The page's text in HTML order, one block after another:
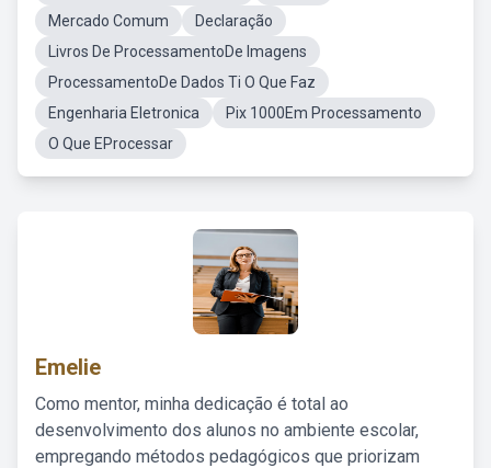
Mercado Comum
Declaração
Livros De ProcessamentoDe Imagens
ProcessamentoDe Dados Ti O Que Faz
Engenharia Eletronica
Pix 1000Em Processamento
O Que EProcessar
Emelie
Como mentor, minha dedicação é total ao
desenvolvimento dos alunos no ambiente escolar,
empregando métodos pedagógicos que priorizam